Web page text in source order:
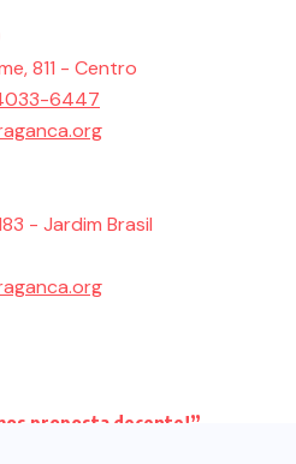
811 - Centro
6447
- Jardim Brasil
proposta decente!”